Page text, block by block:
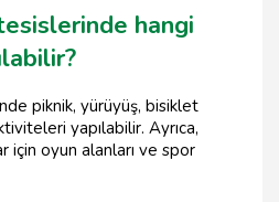
hangi
piknik, yürüyüş, bisiklet
yapılabilir. Ayrıca,
için oyun alanları ve spor